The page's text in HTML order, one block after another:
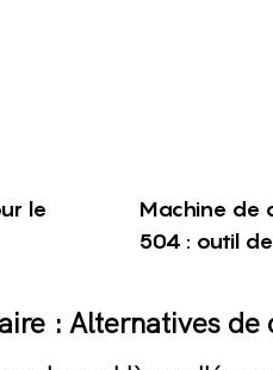
le
Machine de
504 : outil
: Alternatives de